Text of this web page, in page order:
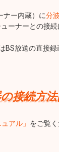
ナー内蔵）に分
ーナーとの接続
BS放送の直接録
接続方
アル」 をご覧く